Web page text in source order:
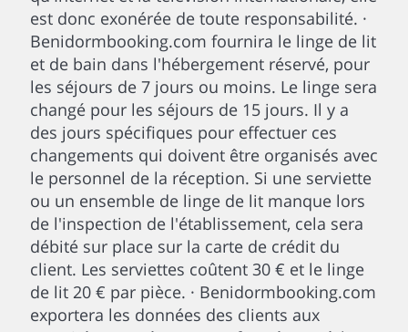
est donc exonérée de toute responsabilité. ·
Benidormbooking.com fournira le linge de lit
et de bain dans l'hébergement réservé, pour
les séjours de 7 jours ou moins. Le linge sera
changé pour les séjours de 15 jours. Il y a
des jours spécifiques pour effectuer ces
changements qui doivent être organisés avec
le personnel de la réception. Si une serviette
ou un ensemble de linge de lit manque lors
de l'inspection de l'établissement, cela sera
débité sur place sur la carte de crédit du
client. Les serviettes coûtent 30 € et le linge
de lit 20 € par pièce. · Benidormbooking.com
exportera les données des clients aux